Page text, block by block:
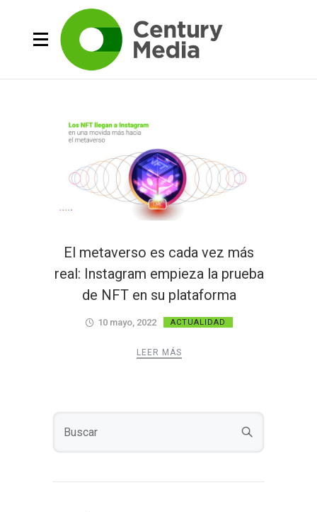
El metaverso es cada vez más
real: Instagram empieza la prueba
de NFT en su plataforma
10 mayo, 2022 ACTUALIDAD
LEER MÁS